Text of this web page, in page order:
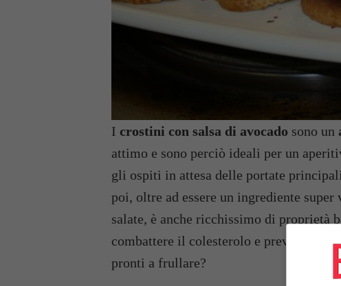
I crostini con salsa di avocado sono un
attimo e sono perciò ideali per un
gli ospiti in attesa delle portate
poi, oltre ad essere un ingrediente
salate, è anche ricchissimo di proprietà
combattere il colesterolo e previene
pronti a frullare?